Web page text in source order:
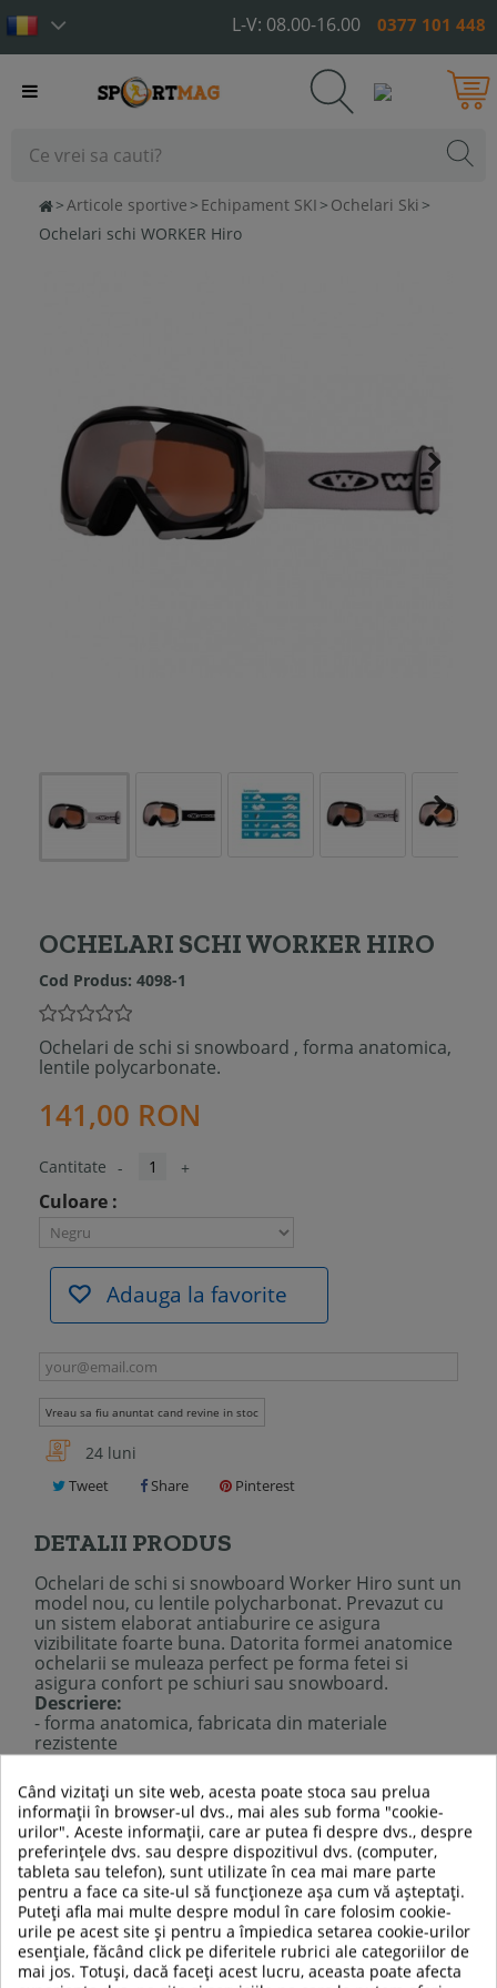
L-V: 08.00-16.00 0377 101 448
Toggle
>Articole sportive > Echipament SKI > Ochelari Ski >
Ochelari schi WORKER Hiro
OCHELARI SCHI WORKER HIRO
Cod Produs: 4098-1
Ochelari de schi si snowboard , forma anatomica,
lentile polycarbonate.
141,00 RON
Cantitate - +
Culoare :
Adauga la favorite
Vreau sa fiu anuntat cand revine in stoc
24 luni
Tweet Share Pinterest
DETALII PRODUS
Ochelari de schi si snowboard Worker Hiro sunt un
model nou, cu lentile polycharbonat. Prevazut cu
un sistem elaborat antiaburire ce asigura
vizibilitate foarte buna. Datorita formei anatomice
ochelarii se muleaza perfect pe forma fetei si
asigura confort pe schiuri sau snowboard.
Descriere:
- forma anatomica, fabricata din materiale
rezistente
- model flexibil
- ochelari cu design grafic
- lentila portocalie, exterior cu reflexie 100%
- apartine categoriei S2
- ajustare precisa si usoara a marimii curelusei
- pelicula anti-aburire, lentila polycharbonat
- sistem de ventilatie pentru anti-aburire
- ofera protectie impotriva razelor UV
- aveti posibilitatea achizitionarii separat a
lentilelor de rezerva - 3 culori
- bureti confortabili la interior
- greutate mica
Când vizitați un site web, acesta poate stoca sau prelua
informații în browser-ul dvs., mai ales sub forma "cookie-
urilor". Aceste informații, care ar putea fi despre dvs., despre
preferințele dvs. sau despre dispozitivul dvs. (computer,
tableta sau telefon), sunt utilizate în cea mai mare parte
pentru a face ca site-ul să funcționeze așa cum vă așteptați.
Puteți afla mai multe despre modul în care folosim cookie-
urile pe acest site și pentru a împiedica setarea cookie-urilor
esențiale, făcând click pe diferitele rubrici ale categoriilor de
mai jos. Totuși, dacă faceți acest lucru, aceasta poate afecta